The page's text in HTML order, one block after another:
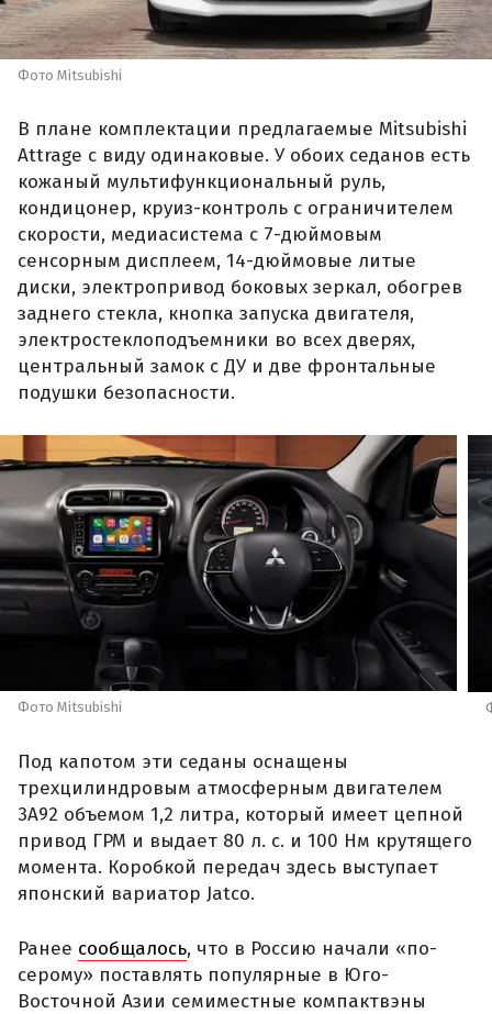
Фото Mitsubishi
В плане комплектации предлагаемые Mitsubishi
Attrage с виду одинаковые. У обоих седанов есть
кожаный мультифункциональный руль,
кондицонер, круиз-контроль с ограничителем
скорости, медиасистема с 7-дюймовым
сенсорным дисплеем, 14-дюймовые литые
диски, электропривод боковых зеркал, обогрев
заднего стекла, кнопка запуска двигателя,
электростеклоподъемники во всех дверях,
центральный замок с ДУ и две фронтальные
подушки безопасности.
Фото Mitsubishi
Под капотом эти седаны оснащены
трехцилиндровым атмосферным двигателем
3A92 объемом 1,2 литра, который имеет цепной
привод ГРМ и выдает 80 л. с. и 100 Нм крутящего
момента. Коробкой передач здесь выступает
японский вариатор Jatco.
Ранее сообщалось, что в Россию начали «по-
серому» поставлять популярные в Юго-
Восточной Азии семиместные компактвэны